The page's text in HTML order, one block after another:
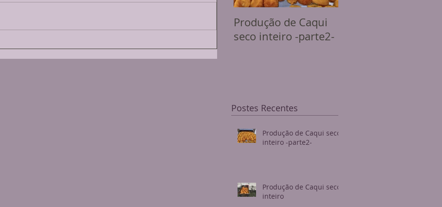
Produção de Caqui
seco inteiro -parte2-
Postes Recentes
Produção de Caqui seco
inteiro -parte2-
Produção de Caqui seco
inteiro